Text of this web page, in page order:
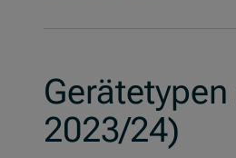
2023/24)